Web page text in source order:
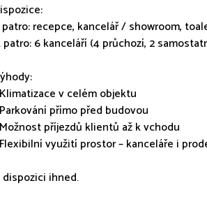
patro: recepce, kancelář / showroom,
patro: 6 kanceláří (4 průchozí, 2
v celém objektu
přímo před budovou
příjezdů klientů až k vchodu
využití prostor – kanceláře i
dispozici ihned.